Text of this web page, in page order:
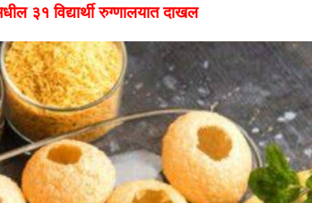
३१ विद्यार्थी रुग्णालयात दाखल